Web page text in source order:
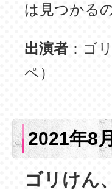
は見つかる
出演者 ：ゴ
ペ）
2021年8
ゴリけん